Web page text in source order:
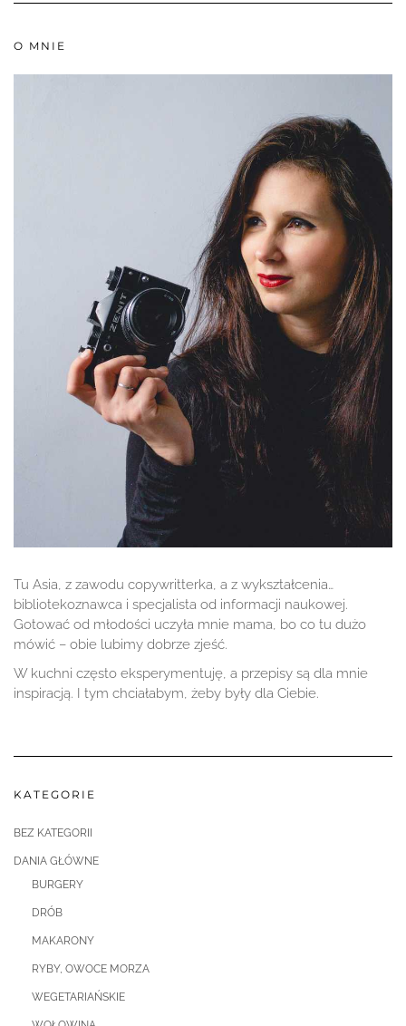
O MNIE
Tu Asia, z zawodu copywritterka, a z wykształcenia…
bibliotekoznawca i specjalista od informacji naukowej.
Gotować od młodości uczyła mnie mama, bo co tu dużo
mówić – obie lubimy dobrze zjeść.
W kuchni często eksperymentuję, a przepisy są dla mnie
inspiracją. I tym chciałabym, żeby były dla Ciebie.
KATEGORIE
BEZ KATEGORII
DANIA GŁÓWNE
BURGERY
DRÓB
MAKARONY
RYBY, OWOCE MORZA
WEGETARIAŃSKIE